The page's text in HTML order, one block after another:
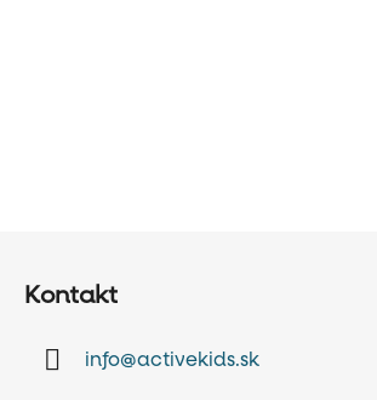
Kontakt
info@activekids.sk